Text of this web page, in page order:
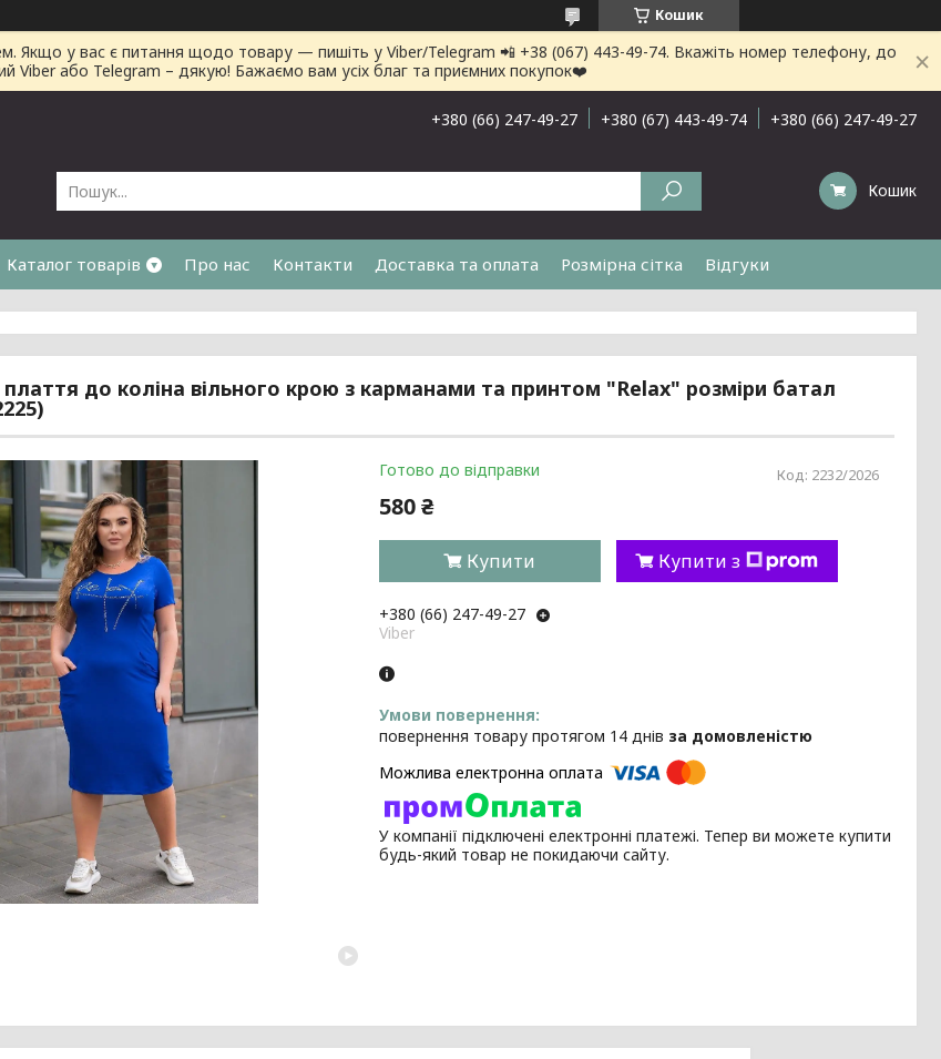
Кошик
у вас є питання щодо товару — пишіть у Viber/Telegram 📲 +38 (067) 443-49-74. Вкажіть номер телефону, до
Viber або Telegram – дякую! Бажаємо вам усіх благ та приємних покупок❤️
+380 (66) 247-49-27 +380 (67) 443-49-74 +380 (66) 247-49-27
Кошик
Каталог товарів Про нас Контакти Доставка та оплата Розмірна сітка Відгуки
плаття до коліна вільного крою з карманами та принтом "Relax" розміри батал
Готово до відправки Код: 2232/2026
580 ₴
Купити Купити з
+380 (66) 247-49-27
Viber
повернення товару протягом 14 днів за домовленістю
У компанії підключені електронні платежі. Тепер ви можете купити
будь-який товар не покидаючи сайту.